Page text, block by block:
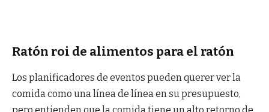
Ratón roi de alimentos para el ratón
Los planificadores de eventos pueden querer ver la
comida como una línea de línea en su presupuesto,